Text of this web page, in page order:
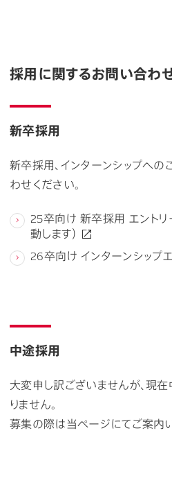
採用に関するお問い合わ
新卒採用
新卒採用、インターンシップへ
わせください。
25卒向け 新卒採用 エントリ
動します）
26卒向け インターンシップ
中途採用
大変申し訳ございませんが、現
りません。
募集の際は当ページにてご案内い